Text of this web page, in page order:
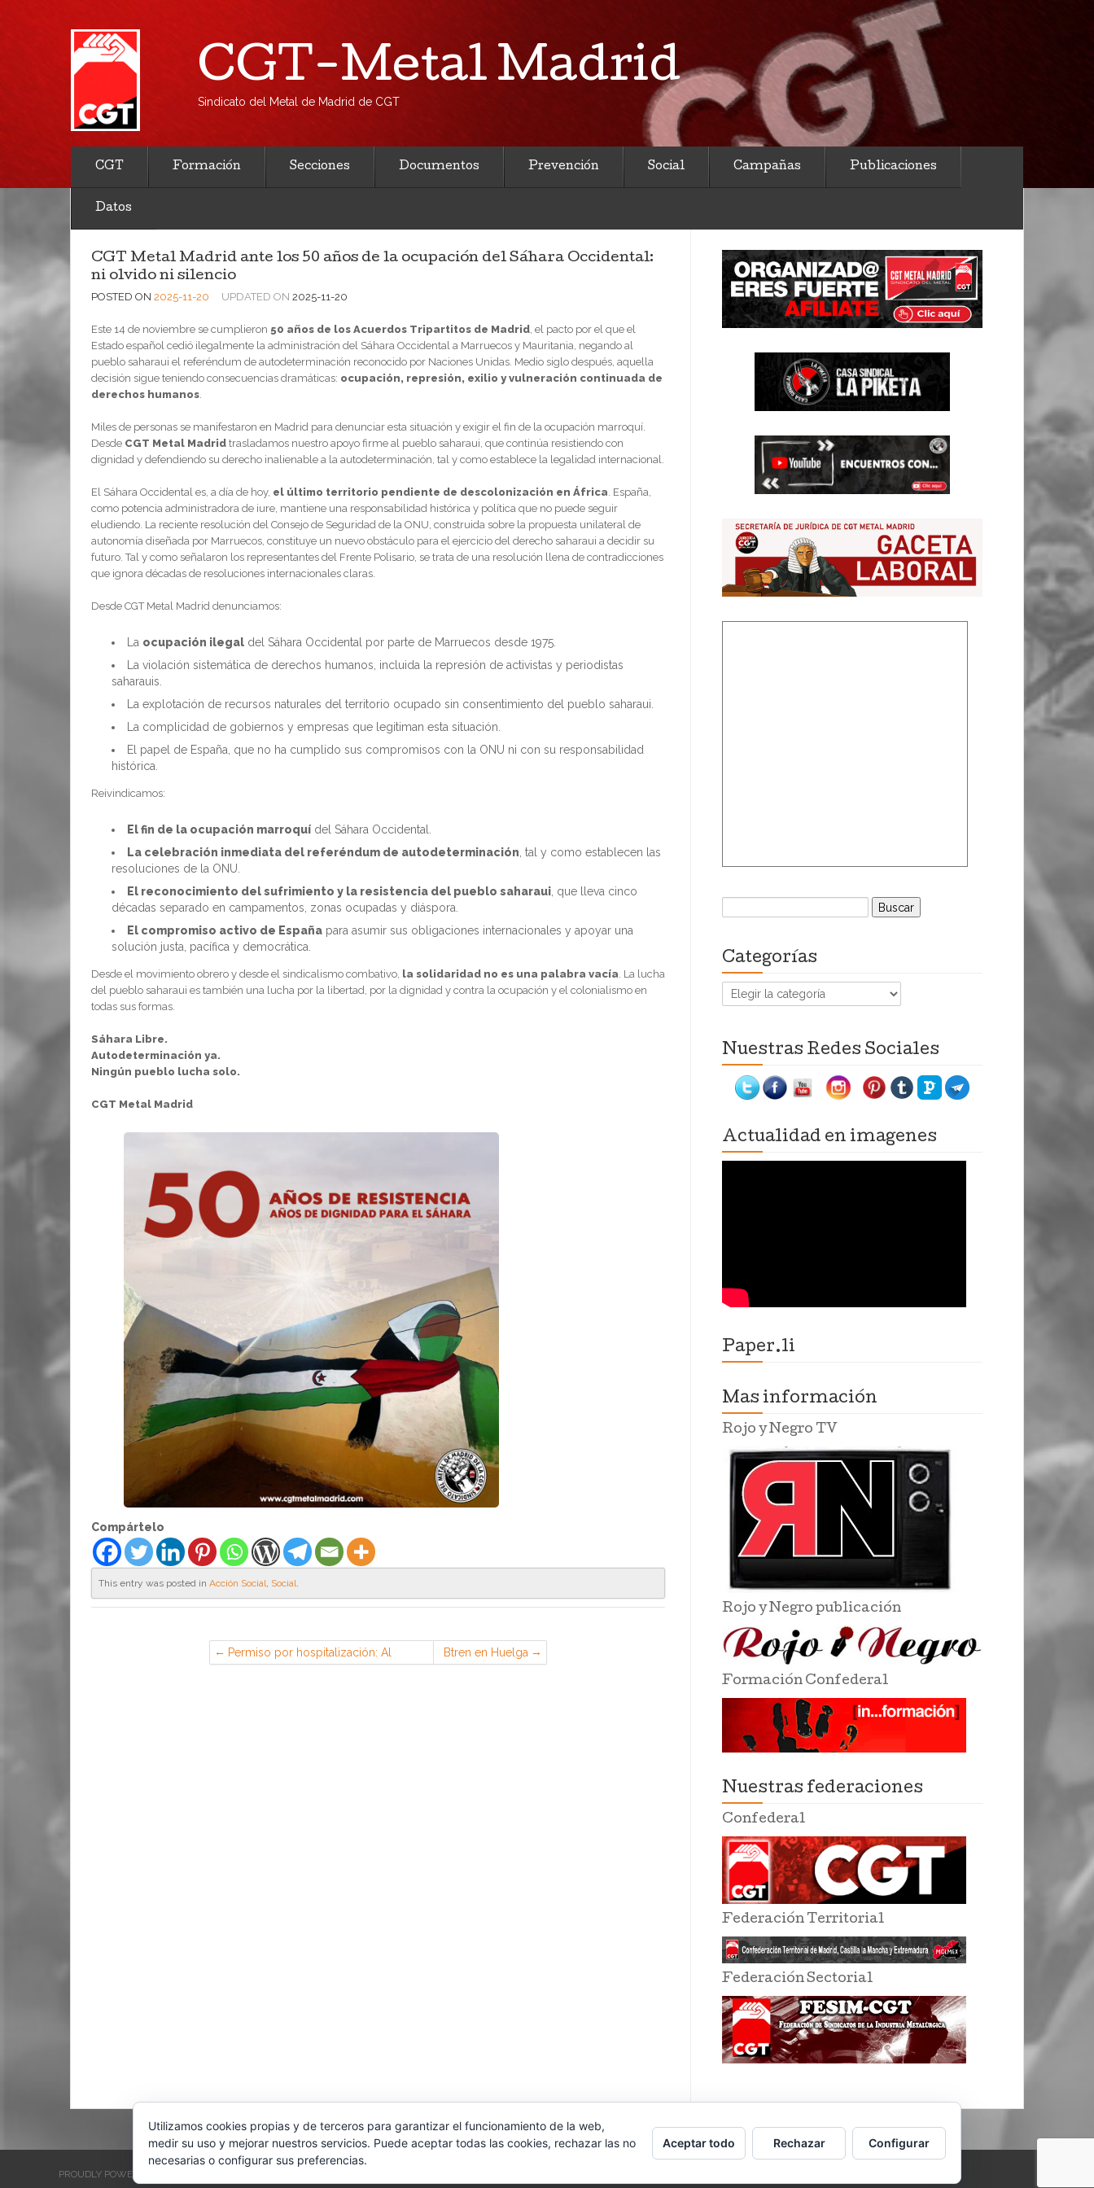
CGT-Metal Madrid
Sindicato del Metal de Madrid de CGT
CGT Formación Secciones Documentos Prevención Social Campañas Publicaciones
Datos
CGT Metal Madrid ante los 50 años de la ocupación del Sáhara Occidental:
ni olvido ni silencio
POSTED ON 2025-11-20 UPDATED ON 2025-11-20
Este 14 de noviembre se cumplieron 50 años de los Acuerdos Tripartitos de Madrid, el pacto por el que el
Estado español cedió ilegalmente la administración del Sáhara Occidental a Marruecos y Mauritania, negando al
pueblo saharaui el referéndum de autodeterminación reconocido por Naciones Unidas. Medio siglo después, aquella
decisión sigue teniendo consecuencias dramáticas: ocupación, represión, exilio y vulneración continuada de
derechos humanos.
Miles de personas se manifestaron en Madrid para denunciar esta situación y exigir el fin de la ocupación marroquí.
Desde CGT Metal Madrid trasladamos nuestro apoyo firme al pueblo saharaui, que continúa resistiendo con
dignidad y defendiendo su derecho inalienable a la autodeterminación, tal y como establece la legalidad internacional.
El Sáhara Occidental es, a día de hoy, el último territorio pendiente de descolonización en África. España,
como potencia administradora de iure, mantiene una responsabilidad histórica y política que no puede seguir
eludiendo. La reciente resolución del Consejo de Seguridad de la ONU, construida sobre la propuesta unilateral de
autonomía diseñada por Marruecos, constituye un nuevo obstáculo para el ejercicio del derecho saharaui a decidir su
futuro. Tal y como señalaron los representantes del Frente Polisario, se trata de una resolución llena de contradicciones
que ignora décadas de resoluciones internacionales claras.
Desde CGT Metal Madrid denunciamos:
La ocupación ilegal del Sáhara Occidental por parte de Marruecos desde 1975.
La violación sistemática de derechos humanos, incluida la represión de activistas y periodistas
saharauis.
La explotación de recursos naturales del territorio ocupado sin consentimiento del pueblo saharaui.
La complicidad de gobiernos y empresas que legitiman esta situación.
El papel de España, que no ha cumplido sus compromisos con la ONU ni con su responsabilidad
histórica.
Reivindicamos:
El fin de la ocupación marroquí del Sáhara Occidental.
La celebración inmediata del referéndum de autodeterminación , tal y como establecen las
resoluciones de la ONU.
El reconocimiento del sufrimiento y la resistencia del pueblo saharaui , que lleva cinco
décadas separado en campamentos, zonas ocupadas y diáspora.
El compromiso activo de España para asumir sus obligaciones internacionales y apoyar una
solución justa, pacífica y democrática.
Desde el movimiento obrero y desde el sindicalismo combativo, la solidaridad no es una palabra vacía. La lucha
del pueblo saharaui es también una lucha por la libertad, por la dignidad y contra la ocupación y el colonialismo en
todas sus formas.
Sáhara Libre.
Autodeterminación ya.
Ningún pueblo lucha solo.
CGT Metal Madrid
Compártelo
This entry was posted in Acción Social, Social.
Permiso por hospitalización: Al
ampliarse a 5 días no cabe exigir
Btren en Huelga
Buscar:
Categorías
Categorías
Nuestras Redes Sociales
Actualidad en imagenes
Paper.li
Mas información
Rojo y Negro TV
Rojo y Negro publicación
Formación Confederal
Nuestras federaciones
Confederal
Federación Territorial
Federación Sectorial
PROUDLY POWERED BY WORDPRESS
Utilizamos cookies propias y de terceros para garantizar el funcionamiento de la web,
medir su uso y mejorar nuestros servicios. Puede aceptar todas las cookies, rechazar las no
necesarias o configurar sus preferencias.
Aceptar todo Rechazar Configurar